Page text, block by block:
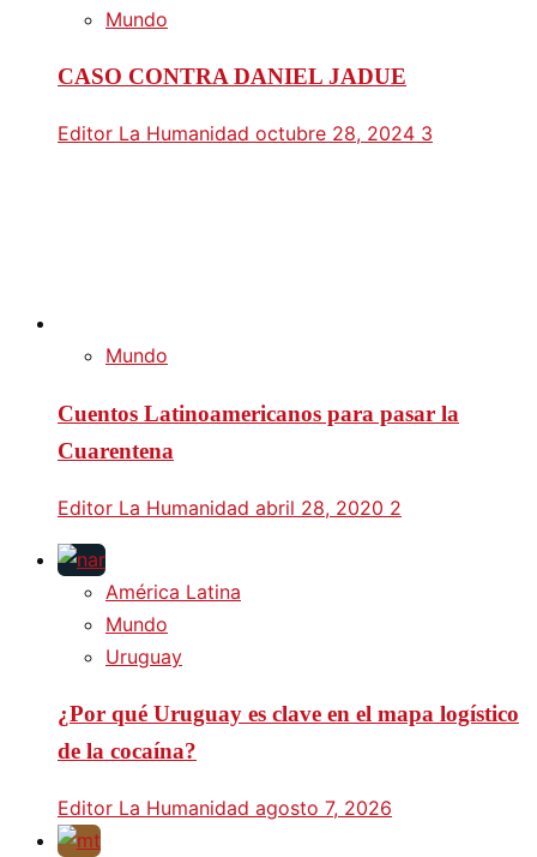
Mundo
CASO CONTRA DANIEL JADUE
Editor La Humanidad octubre 28, 2024 3
Mundo
Cuentos Latinoamericanos para pasar la
Cuarentena
Editor La Humanidad abril 28, 2020 2
América Latina
Mundo
Uruguay
¿Por qué Uruguay es clave en el mapa logístico
de la cocaína?
Editor La Humanidad agosto 7, 2026